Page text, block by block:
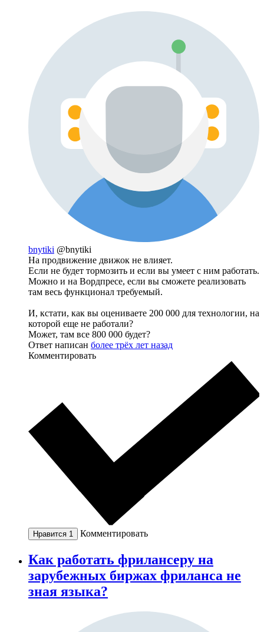
bnytiki @bnytiki
На продвижение движок не влияет.
Если не будет тормозить и если вы умеет с ним работать.
Можно и на Вордпресе, если вы сможете реализовать
там весь функционал требуемый.
И, кстати, как вы оцениваете 200 000 для технологии, на
которой еще не работали?
Может, там все 800 000 будет?
Ответ написан более трёх лет назад
Комментировать
Нравится 1 Комментировать
Как работать фрилансеру на
зарубежных биржах фриланса не
зная языка?